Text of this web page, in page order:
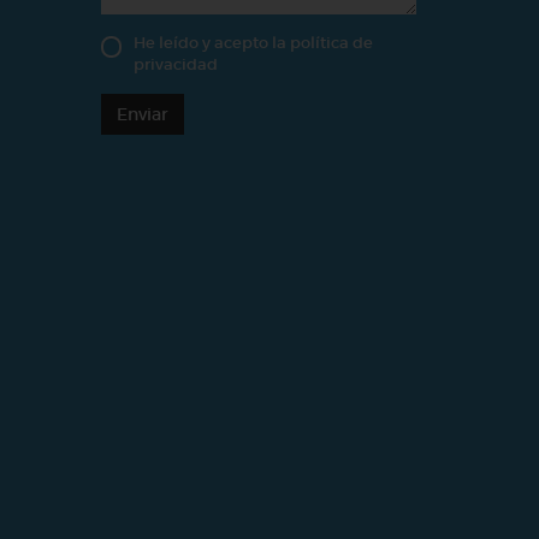
He leído y acepto la política de
privacidad
Enviar